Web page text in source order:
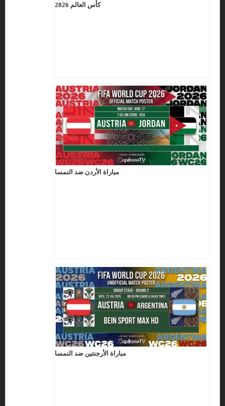
كأس العالم 2026
مباراة الأردن ضد النمسا
مباراة الأرجنتين ضد النمسا